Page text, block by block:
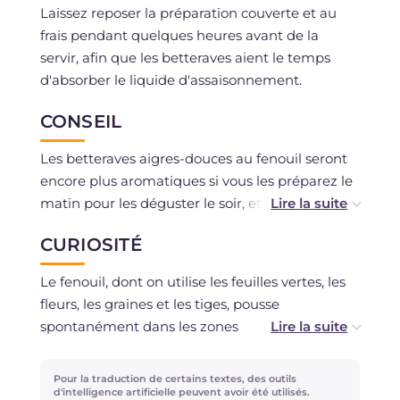
Laissez reposer la préparation couverte et au
frais pendant quelques heures avant de la
servir, afin que les betteraves aient le temps
d'absorber le liquide d'assaisonnement.
CONSEIL
Les betteraves aigres-douces au fenouil seront
encore plus aromatiques si vous les préparez le
matin pour les déguster le soir, et si vous ne
remplacer par du cumin.
CURIOSITÉ
Le fenouil, dont on utilise les feuilles vertes, les
fleurs, les graines et les tiges, pousse
spontanément dans les zones
On utilise les différentes parties de cette plante
pour cuisiner des viandes grasses comme le
Pour la traduction de certains textes, des outils
d'intelligence artificielle peuvent avoir été utilisés.